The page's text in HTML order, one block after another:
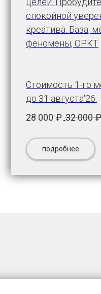
спокойной
креатива. База,
феномены, ОРКТ
Стоимость 1-го
до 31 августа'26:
28 000 ₽ 32 000 ₽
подробнее